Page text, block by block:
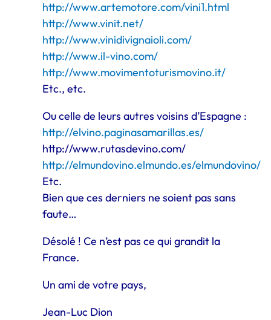
http://www.artemotore.com/vini1.html
http://www.vinit.net/
http://www.vinidivignaioli.com/
http://www.il-vino.com/
http://www.movimentoturismovino.it/
Etc., etc.
Ou celle de leurs autres voisins d’Espagne :
http://elvino.paginasamarillas.es/
http://www.rutasdevino.com/
http://elmundovino.elmundo.es/elmundovino/
Etc.
Bien que ces derniers ne soient pas sans
faute…
Désolé ! Ce n’est pas ce qui grandit la
France.
Un ami de votre pays,
Jean-Luc Dion